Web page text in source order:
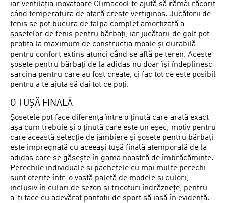
iar ventilația inovatoare Climacool te ajută să rămâi răcorit
când temperatura de afară crește vertiginos. Jucătorii de
tenis se pot bucura de talpa complet amortizată a
șosetelor de tenis pentru bărbați, iar jucătorii de golf pot
profita la maximum de construcția moale și durabilă
pentru confort extins atunci când se află pe teren. Aceste
șosete pentru bărbați de la adidas nu doar își îndeplinesc
sarcina pentru care au fost create, ci fac tot ce este posibil
pentru a te ajuta să dai tot ce poți.
O TUȘĂ FINALĂ
Șosetele pot face diferența între o ținută care arată exact
așa cum trebuie și o ținută care este un eșec, motiv pentru
care această selecție de jambiere și șosete pentru bărbați
este impregnată cu aceeași tușă finală atemporală de la
adidas care se găsește în gama noastră de îmbrăcăminte.
Perechile individuale și pachetele cu mai multe perechi
sunt oferite într-o vastă paletă de modele și culori,
inclusiv în culori de sezon și tricoturi îndrăznețe, pentru
a-ți face cu adevărat pantofii de sport să iasă în evidență.